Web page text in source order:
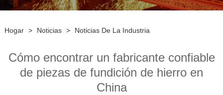
Hogar > Noticias > Noticias De La Industria
Cómo encontrar un fabricante confiable
de piezas de fundición de hierro en
China